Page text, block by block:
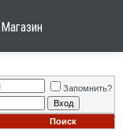
Магазин
Запомнить?
Поиск